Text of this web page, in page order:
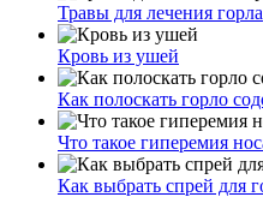
Травы для лечения горла
Кровь из ушей
Как полоскать горло
Что такое гиперемия
Как выбрать спрей для